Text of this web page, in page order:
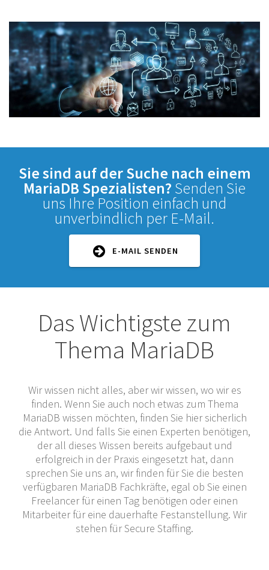
Sie sind auf der Suche nach einem
MariaDB Spezialisten? Senden Sie
uns Ihre Position einfach und
unverbindlich per E-Mail.
E-MAIL SENDEN
Das Wichtigste zum
Thema MariaDB
Wir wissen nicht alles, aber wir wissen, wo wir es
finden. Wenn Sie auch noch etwas zum Thema
MariaDB wissen möchten, finden Sie hier sicherlich
die Antwort. Und falls Sie einen Experten benötigen,
der all dieses Wissen bereits aufgebaut und
erfolgreich in der Praxis eingesetzt hat, dann
sprechen Sie uns an, wir finden für Sie die besten
verfügbaren MariaDB Fachkräfte, egal ob Sie einen
Freelancer für einen Tag benötigen oder einen
Mitarbeiter für eine dauerhafte Festanstellung. Wir
stehen für Secure Staffing.